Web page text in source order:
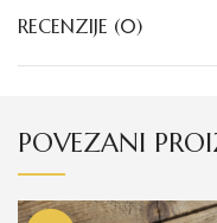
RECENZIJE (0)
POVEZANI